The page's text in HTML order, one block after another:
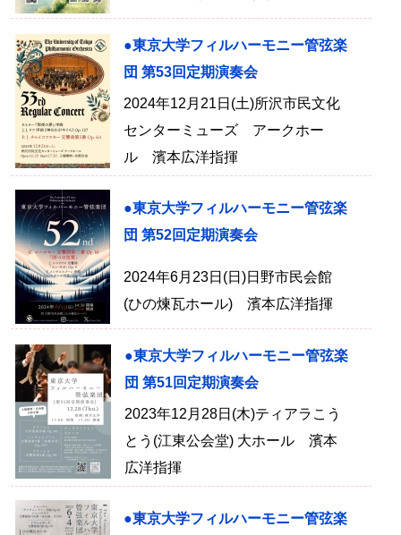
●東京大学フィルハーモニー管弦楽
団 第53回定期演奏会
2024年12月21日(土)所沢市民文化
センターミューズ アークホー
ル 濱本広洋指揮
●東京大学フィルハーモニー管弦楽
団 第52回定期演奏会
2024年6月23日(日)日野市民会館
(ひの煉瓦ホール) 濱本広洋指揮
●東京大学フィルハーモニー管弦楽
団 第51回定期演奏会
2023年12月28日(木)ティアラこう
とう(江東公会堂) 大ホール 濱本
広洋指揮
●東京大学フィルハーモニー管弦楽